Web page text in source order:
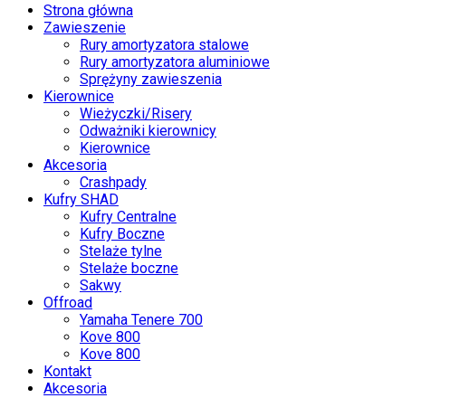
Strona główna
Zawieszenie
Rury amortyzatora stalowe
Rury amortyzatora aluminiowe
Sprężyny zawieszenia
Kierownice
Wieżyczki/Risery
Odważniki kierownicy
Kierownice
Akcesoria
Crashpady
Kufry SHAD
Kufry Centralne
Kufry Boczne
Stelaże tylne
Stelaże boczne
Sakwy
Offroad
Yamaha Tenere 700
Kove 800
Kove 800
Kontakt
Akcesoria